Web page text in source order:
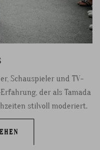
Schauspieler und TV-
der als Tamada
stilvoll moderiert.